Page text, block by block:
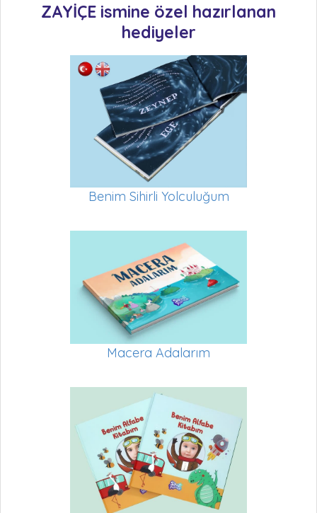
ZAYİÇE ismine özel hazırlanan
hediyeler
Benim Sihirli Yolculuğum
Macera Adalarım